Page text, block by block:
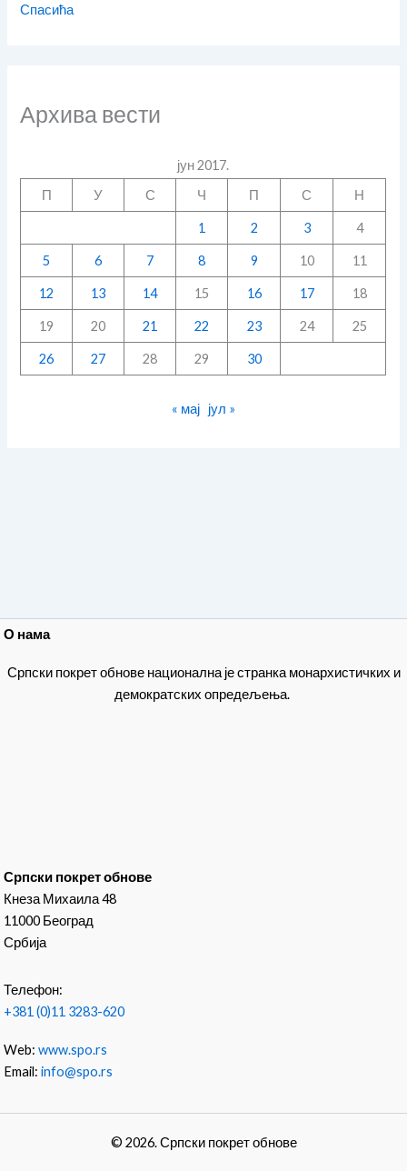
Спасића
Архива вести
јун 2017.
П
У С Ч П С Н
1 2 3 4
5 6 7 8 9 10 11
12 13 14 15 16 17 18
19 20 21 22 23 24 25
26 27 28 29 30
« мај јул »
О нама
Српски покрет обнове национална је странка монархистичких и
демократских опредељења.
Српски покрет обнове
Кнеза Михаила 48
11000 Београд
Србија
Телефон:
+381 (0)11 3283-620
Web:www.spo.rs
Email:info@spo.rs
© 2026. Српски покрет обнове